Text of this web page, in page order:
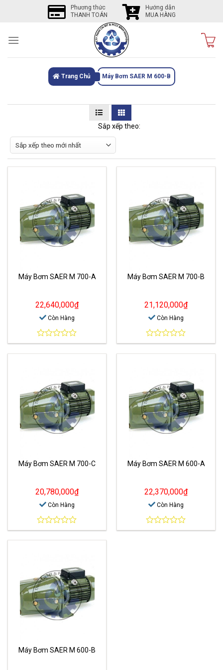
Phương thức
THANH TOÁN
Hướng dẫn
MUA HÀNG
Trang Chủ Máy Bơm SAER M 600-B
Sắp xếp theo:
Máy Bơm SAER M 700-A
22,640,000₫
Còn Hàng
0
out
Máy Bơm SAER M 700-B
21,120,000₫
Còn Hàng
0
out
Máy Bơm SAER M 700-C
20,780,000₫
Còn Hàng
0
out
Máy Bơm SAER M 600-A
22,370,000₫
Còn Hàng
0
Máy Bơm SAER M 600-B